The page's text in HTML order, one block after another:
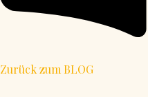
Zurück zum BLOG